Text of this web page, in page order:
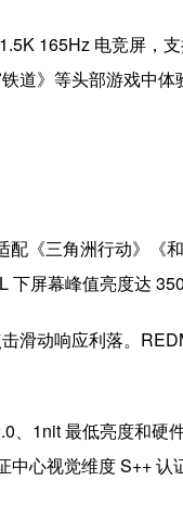
165Hz 电竞屏，
道》等头部游戏中体
《三角洲行动》
屏幕峰值亮度达
滑动响应利落。
1nit 最低亮度和
心视觉维度 S++ 认